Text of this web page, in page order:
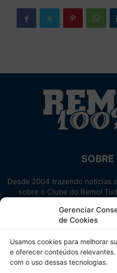
Gerenciar
de Cookies
Usamos cookies para melhorar
e oferecer conteúdos
com o uso dessas tecnologias.
Desde 2004 trazendo notícias
sobre o Clube do Remo!
Aproveite! Site
SIGA-